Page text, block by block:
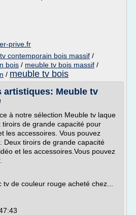
prive.fr
contemporain bois massif /
bois / meuble tv bois massif /
/ meuble tv bois
artistiques: Meuble tv
à notre sélection Meuble tv laque
de grande capacité pour
les accessoires. Vous pouvez
Deux tiroirs de grande capacité
et les accessoires.Vous pouvez
de couleur rouge acheté chez...